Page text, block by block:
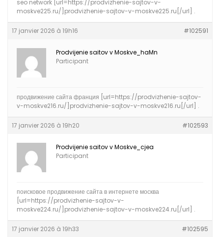
seo network [url=https://prodvizhenie-sajtov-v-
moskve225.ru/]prodvizhenie-sajtov-v-moskve225.ru[/url] .
17 janvier 2026 à 19h16 #102591
Prodvijenie saitov v Moskve_haMn
Participant
продвижение сайта франция [url=https://prodvizhenie-sajtov-
v-moskve216.ru/]prodvizhenie-sajtov-v-moskve216.ru[/url] .
17 janvier 2026 à 19h20 #102593
Prodvijenie saitov v Moskve_cjea
Participant
поисковое продвижение сайта в интернете москва
[url=https://prodvizhenie-sajtov-v-
moskve224.ru/]prodvizhenie-sajtov-v-moskve224.ru[/url] .
17 janvier 2026 à 19h33 #102595